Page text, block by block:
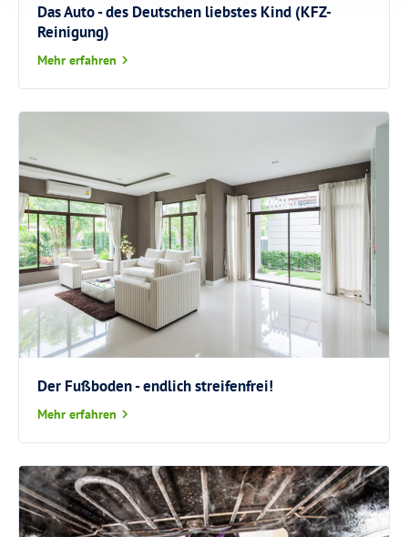
Das Auto - des Deutschen liebstes Kind (KFZ-
Reinigung)
Mehr erfahren
Der Fußboden - endlich streifenfrei!
Mehr erfahren